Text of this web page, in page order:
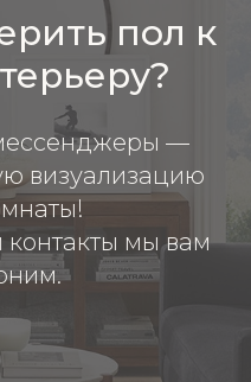
пол к
—
визуализацию
контакты мы вам